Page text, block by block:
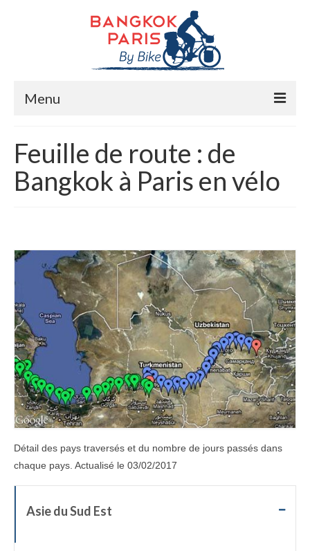
Menu
Préparation bike trip
La route
Me soutenir
Presse
Feuille de route : de
Bangkok à Paris en vélo
Détail des pays traversés et du nombre de jours passés dans
chaque pays. Actualisé le 03/02/2017
Asie du Sud Est